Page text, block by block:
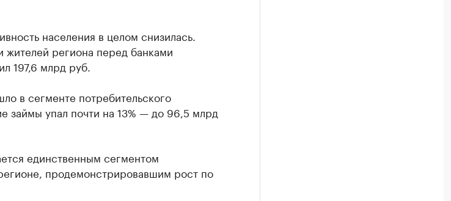
населения в целом снизилась.
региона перед банками
197,6 млрд руб.
в сегменте потребительского
займы упал почти на 13% — до 96,5 млрд
единственным сегментом
продемонстрировавшим рост по